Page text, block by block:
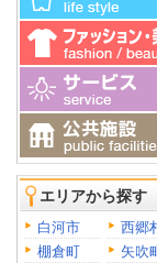
エリアから探す
白河市
西郷
棚倉町
矢吹